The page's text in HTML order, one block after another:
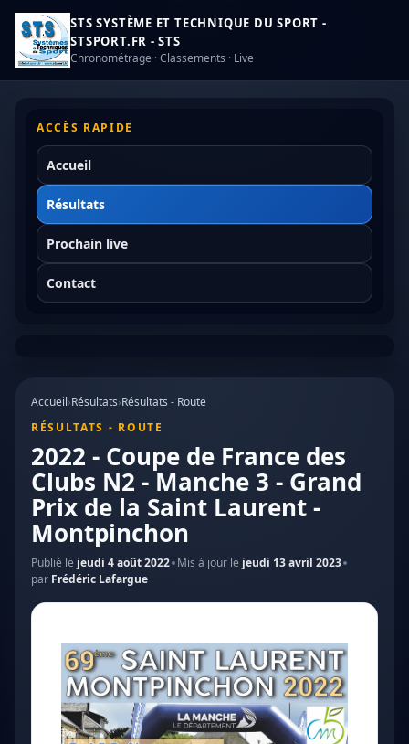
STS SYSTÈME ET TECHNIQUE DU SPORT -
STSPORT.FR - STS
Chronométrage · Classements · Live
ACCÈS RAPIDE
Accueil
Résultats
Prochain live
Contact
Accueil›Résultats›Résultats - Route
RÉSULTATS - ROUTE
2022 - Coupe de France des
Clubs N2 - Manche 3 - Grand
Prix de la Saint Laurent -
Montpinchon
Publié le jeudi 4 août 2022 Mis à jour le jeudi 13 avril 2023
par Frédéric Lafargue